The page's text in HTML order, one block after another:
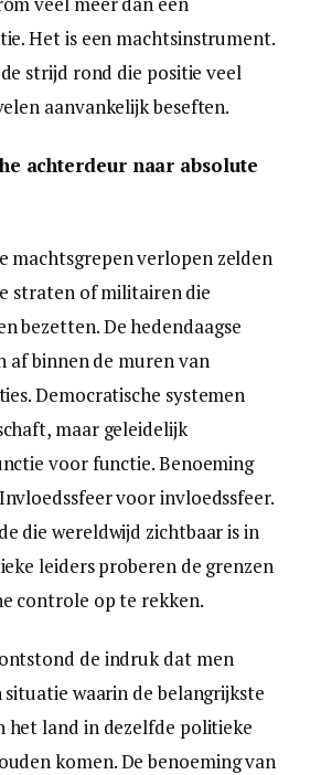
Het is een machtsinstrument.
strijd rond die positie veel
aanvankelijk beseften.
achterdeur naar absolute
machtsgrepen verlopen zelden
straten of militairen die
bezetten. De hedendaagse
af binnen de muren van
Democratische systemen
maar geleidelijk
voor functie. Benoeming
voor invloedssfeer.
die wereldwijd zichtbaar is in
leiders proberen de grenzen
controle op te rekken.
de indruk dat men
waarin de belangrijkste
het land in dezelfde politieke
komen. De benoeming van